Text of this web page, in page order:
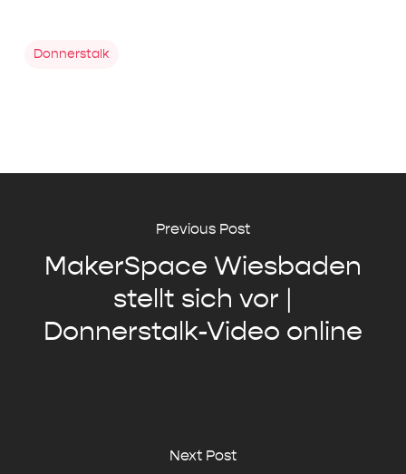
Donnerstalk
Previous Post
MakerSpace Wiesbaden
stellt sich vor |
Donnerstalk-Video online
Next Post